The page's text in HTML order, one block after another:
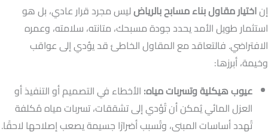
إناختيار مقاول بناء مسابح بالرياضليس مجرد قرار عادي، بل هو
استثمار طويل الأمد يحدد جودة مسبحك، متانته، سلامته، وعمره
الافتراضي. فالتعاقد مع المقاول الخاطئ قد يؤدي إلى عواقب
وخيمة، أبرزها:
عيوب هيكلية وتسربات مياه: الأخطاء في التصميم أو التنفيذ أو
العزل المائي يُمكن أن تُؤدي إلى تشققات، تسربات مياه مُكلفة
تُهدد أساسات المبنى، وتُسبب أضرارًا جسيمة يصعب إصلاحها لاحقًا.